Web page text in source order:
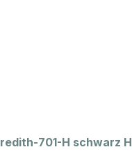
701-H schwarz H